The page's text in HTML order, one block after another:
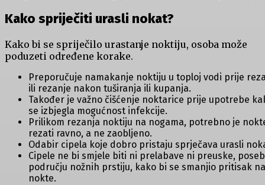
Kako spriječiti urasli nokat?
Kako bi se spriječilo urastanje noktiju, osoba može
poduzeti određene korake.
Preporučuje namakanje noktiju u toploj vodi prije
ili rezanje nakon tuširanja ili kupanja.
Također je važno čišćenje noktarice prije upotrebe
se izbjegla mogućnost infekcije.
Prilikom rezanja noktiju na nogama, potrebno je
rezati ravno, a ne zaobljeno.
Odabir cipela koje dobro pristaju sprječava urasli
Cipele ne bi smjele biti ni prelabave ni preuske,
području nožnih prstiju, kako bi se smanjio pritisak na
nokte.